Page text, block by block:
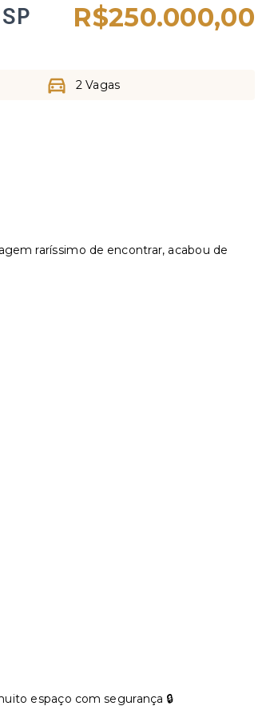
R$250.000,00
2 Vagas
raríssimo de encontrar, acabou de
espaço com segurança 🔒